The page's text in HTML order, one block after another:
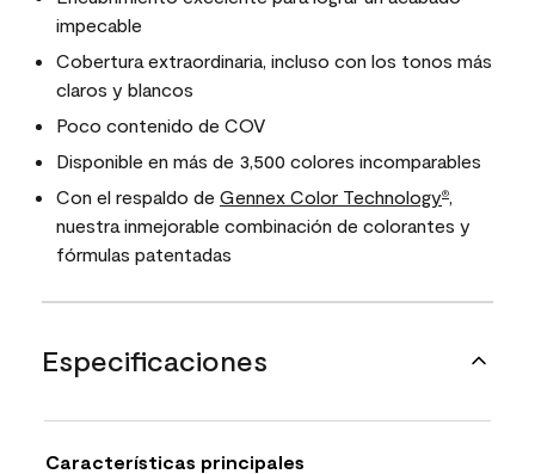
impecable
Cobertura extraordinaria, incluso con los tonos más
claros y blancos
Poco contenido de COV
Disponible en más de 3,500 colores incomparables
Con el respaldo de Gennex Color Technology®,
nuestra inmejorable combinación de colorantes y
fórmulas patentadas
Especificaciones
Características principales